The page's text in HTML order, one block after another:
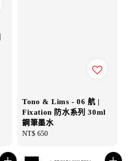
Tono & Lims - 06 航 |
Fixation 防水系列 30ml
鋼筆墨水
Regular
NT$ 650